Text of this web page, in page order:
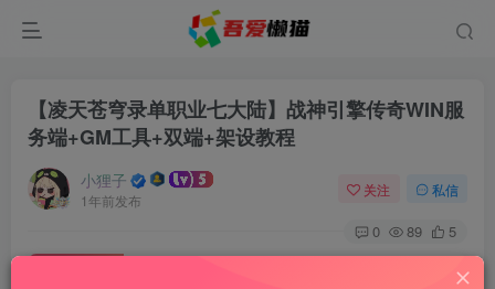
【凌天苍穹录单职业七大陆】战神引擎传奇WIN服
务端+GM工具+双端+架设教程
小狸子
1年前发布
关注 私信
0 89 5